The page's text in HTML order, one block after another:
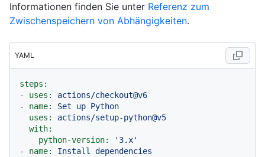
Informationen finden Sie unter Referenz zum
Zwischenspeichern von Abhängigkeiten.
YAML
steps:
-
uses:
actions/checkout@v6
-
name: Set up Python
uses:
actions/setup-python@v5
with:
python-version:
'3.x'
-
name: Install dependencies